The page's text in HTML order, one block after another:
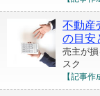
不動産
の目安
売主が
スク
【記事作